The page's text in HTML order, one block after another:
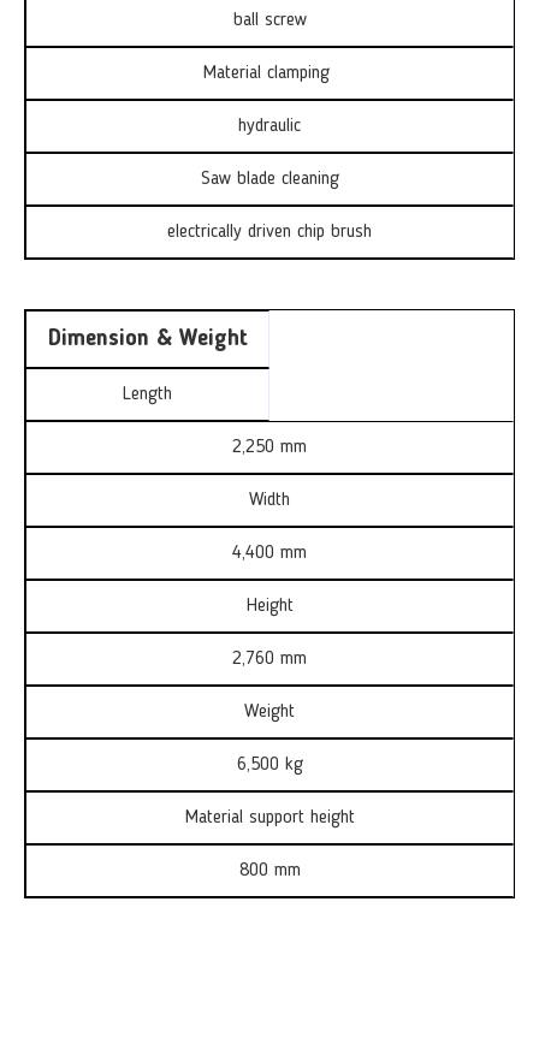
ball screw
Material clamping
hydraulic
Saw blade cleaning
electrically driven chip brush
Dimension & Weight
Length
2,250 mm
Width
4,400 mm
Height
2,760 mm
Weight
6,500 kg
Material support height
800 mm